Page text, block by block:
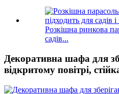
Розкішна ринкова
садів...
Декоративна шафа для
відкритому повітрі,